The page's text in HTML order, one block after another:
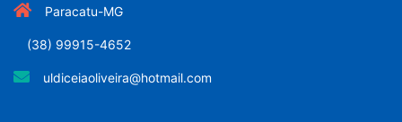
Paracatu-MG
(38) 99915-4652
uldiceiaoliveira@hotmail.com